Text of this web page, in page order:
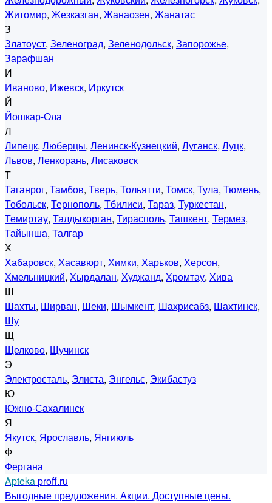
Житомир, Жезказган, Жанаозен, Жанатас
З
Златоуст, Зеленоград, Зеленодольск, Запорожье,
Зарафшан
И
Иваново, Ижевск, Иркутск
Й
Йошкар-Ола
Л
Липецк, Люберцы, Ленинск-Кузнецкий, Луганск, Луцк,
Львов, Ленкорань, Лисаковск
Т
Таганрог, Тамбов, Тверь, Тольятти, Томск, Тула, Тюмень,
Тобольск, Тернополь, Тбилиси, Тараз, Туркестан,
Темиртау, Талдыкорган, Тирасполь, Ташкент, Термез,
Тайынша, Талгар
Х
Хабаровск, Хасавюрт, Химки, Харьков, Херсон,
Хмельницкий, Хырдалан, Худжанд, Хромтау, Хива
Ш
Шахты, Ширван, Шеки, Шымкент, Шахрисабз, Шахтинск,
Шу
Щ
Щелково, Щучинск
Э
Электросталь, Элиста, Энгельс, Экибастуз
Ю
Южно-Сахалинск
Я
Якутск, Ярославль, Янгиюль
Ф
Фергана
Aptekaproff.ru
Выгодные предложения. Акции. Доступные цены.